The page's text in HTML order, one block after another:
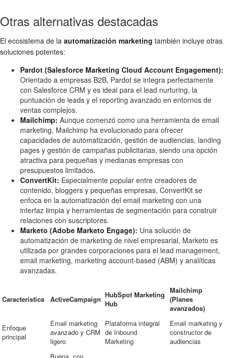
Otras alternativas destacadas
El ecosistema de la automatización marketing también incluye otras
soluciones potentes:
Pardot (Salesforce Marketing Cloud Account Engagement):
Orientado a empresas B2B, Pardot se integra perfectamente
con Salesforce CRM y es ideal para el lead nurturing, la
puntuación de leads y el reporting avanzado en entornos de
ventas complejos.
Mailchimp: Aunque comenzó como una herramienta de email
marketing, Mailchimp ha evolucionado para ofrecer
capacidades de automatización, gestión de audiencias, landing
pages y gestión de campañas publicitarias, siendo una opción
atractiva para pequeñas y medianas empresas con
presupuestos limitados.
ConvertKit: Especialmente popular entre creadores de
contenido, bloggers y pequeñas empresas, ConvertKit se
enfoca en la automatización del email marketing con una
interfaz limpia y herramientas de segmentación para construir
relaciones con suscriptores.
Marketo (Adobe Marketo Engage): Una solución de
automatización de marketing de nivel empresarial, Marketo es
utilizada por grandes corporaciones para el lead management,
email marketing, marketing account-based (ABM) y analíticas
avanzadas.
Característica ActiveCampaign HubSpot Marketing
Hub
Mailchimp
(Planes
avanzados)
Enfoque
principal
Email marketing
avanzado y CRM
ligero
Plataforma integral
de Inbound
Marketing
Email marketing y
constructor de
audiencias